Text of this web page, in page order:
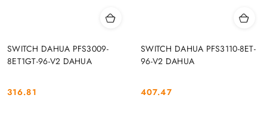
SWITCH DAHUA PFS3009-
8ET1GT-96-V2 DAHUA
Cena:
316.81
SWITCH DAHUA PFS3110-8ET-
96-V2 DAHUA
Cena:
407.47